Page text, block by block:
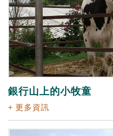
銀行山上的小牧童
+ 更多資訊